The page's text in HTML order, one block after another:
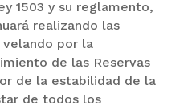
1503 y su reglamento,
realizando las
por la
de las Reservas
de la estabilidad de la
de todos los